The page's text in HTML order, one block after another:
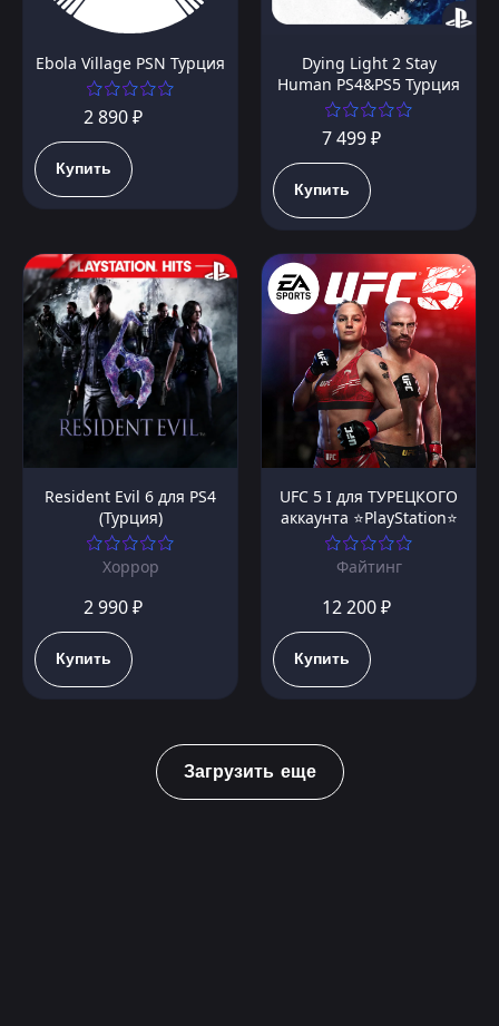
Ebola Village PSN Турция
2 890 ₽
Купить
Dying Light 2 Stay
Human PS4&PS5 Турция
7 499 ₽
Купить
Resident Evil 6 для PS4
(Турция)
Хоррор
2 990 ₽
Купить
UFC 5 I для ТУРЕЦКОГО
аккаунта ⭐PlayStation⭐
Файтинг
12 200 ₽
Купить
Загрузить еще